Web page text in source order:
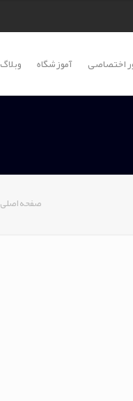
اختصاصی آموزشگاه وبلاگ
صفحه اصلی